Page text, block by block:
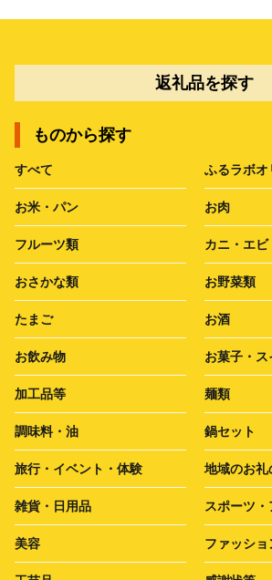
返礼品を探す
ものから探す
すべて ふるラボオ
お米・パン お肉
フルーツ類 カニ・エビ
おさかな類 お野菜類
たまご お酒
お飲み物 お菓子・ス
加工品等 麺類
調味料・油 鍋セット
旅行・イベント・体験 地域のお礼
雑貨・日用品 スポーツ
美容 ファッショ